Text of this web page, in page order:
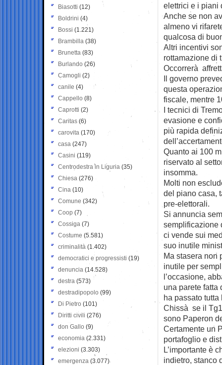
elettrici e i piani
Anche se non
almeno vi
qualcosa di
Altri incentivi
rottamazione di
Occorrerà
Il governo
questa
fiscale, mentre
I tecnici di
evasione e
più rapida
Quanto ai 100
riservato al
insomma.
Molti non
del piano casa,
pre-elettorali.
Si annuncia
semplificazione
ci vende sui
suo inutile
Ma stasera non
inutile per
l’occasione,
una parete
ha passato
Chissà se il
sono Paperon
Certamente un
portafoglio e
L’importante è
indietro, stanco
Biasotti (12)
Boldrini (4)
Bossi (1.221)
Brambilla (38)
Brunetta (83)
Burlando (26)
Camogli (2)
canile (4)
Cappello (8)
Caprotti (2)
Caritas (6)
carovita (170)
casa (247)
Casini (119)
Centrodestra in Liguria (35)
Chiesa (276)
Cina (10)
Comune (342)
Coop (7)
Cossiga (7)
Costume (5.581)
criminalità (1.402)
democratici e progressisti (19)
denuncia (14.528)
destra (573)
destradipopolo (99)
Di Pietro (101)
Diritti civili (276)
don Gallo (9)
economia (2.331)
elezioni (3.303)
emergenza (3.077)